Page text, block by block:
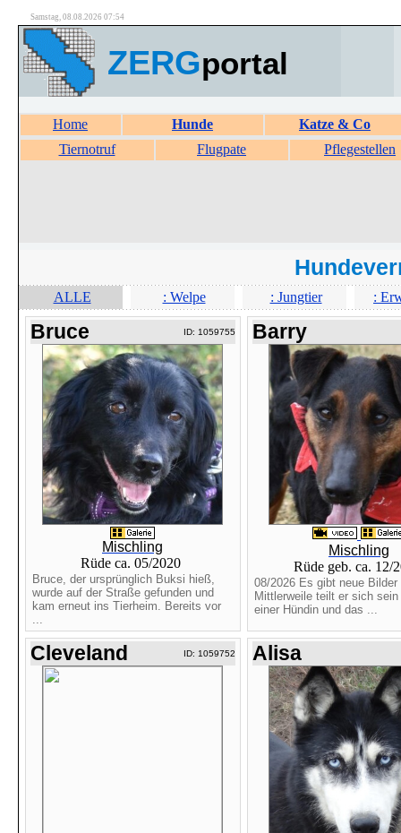
Samstag, 08.08.2026 07:54
ZERGportal
Home Hunde
Katze & Co
Tiernotruf
Flugpate Pflegestellen
ALLE : Welpe : Jungtier :
Bruce ID: 1059755
Mischling
Rüde ca. 05/2020
Bruce, der ursprünglich Buksi hieß,
wurde auf der Straße gefunden und
kam erneut ins Tierheim. Bereits vor
...
Barry
Mischling
Rüde geb. ca. 12/
08/2026 Es gibt neue Bilder
Mittlerweile teilt er sich
einer Hündin und das ...
Cleveland ID: 1059752 Alisa